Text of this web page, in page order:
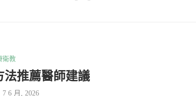
衛教
法推薦醫師建議
7 6 月, 2026